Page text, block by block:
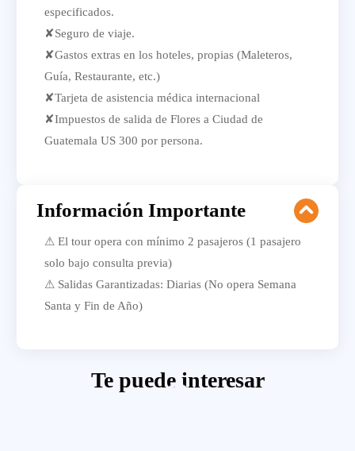
especificados.
✘Seguro de viaje.
✘Gastos extras en los hoteles, propias (Maleteros,
Guía, Restaurante, etc.)
✘Tarjeta de asistencia médica internacional
✘Impuestos de salida de Flores a Ciudad de
Guatemala US 300 por persona.
Información Importante
⚠ El tour opera con mínimo 2 pasajeros (1 pasajero
solo bajo consulta previa)
⚠ Salidas Garantizadas: Diarias (No opera Semana
Santa y Fin de Año)
Te puede interesar